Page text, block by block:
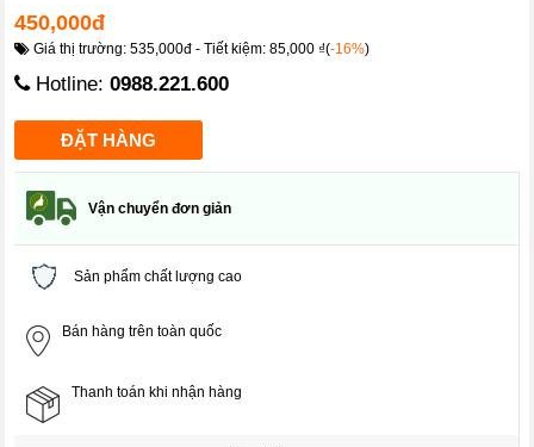
450,000đ
Giá thị trường: 535,000đ - Tiết kiệm: 85,000 ₫(-16%)
Hotline:0988.221.600
Vận chuyển đơn giản
Sản phẩm chất lượng cao
Bán hàng trên toàn quốc
Thanh toán khi nhận hàng